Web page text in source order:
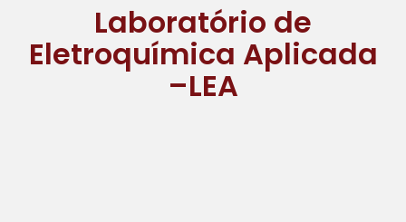
Laboratório de
Eletroquímica Aplicada
–LEA